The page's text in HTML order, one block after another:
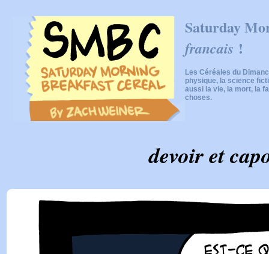
Saturday
francais !
Les Céréales du
physique, la science
aussi la vie, la mort, la
choses.
devoir et